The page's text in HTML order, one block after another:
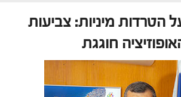
הטרדות מיניות: צביעות
חוגגת